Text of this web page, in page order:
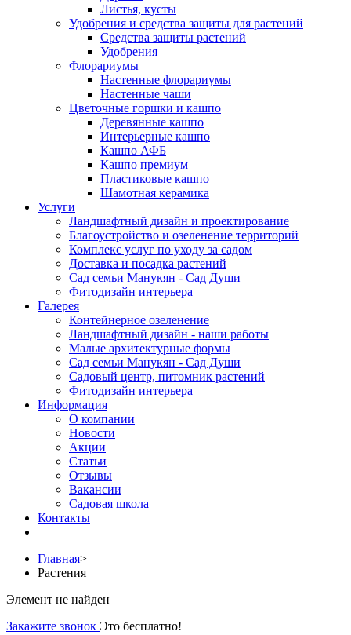
Листья, кусты
Удобрения и средства защиты для растений
Средства защиты растений
Удобрения
Флорариумы
Настенные флорариумы
Настенные чаши
Цветочные горшки и кашпо
Деревянные кашпо
Интерьерные кашпо
Кашпо АФБ
Кашпо премиум
Пластиковые кашпо
Шамотная керамика
Услуги
Ландшафтный дизайн и проектирование
Благоустройство и озеленение территорий
Комплекс услуг по уходу за садом
Доставка и посадка растений
Сад семьи Манукян - Сад Души
Фитодизайн интерьера
Галерея
Контейнерное озеленение
Ландшафтный дизайн - наши работы
Малые архитектурные формы
Сад семьи Манукян - Сад Души
Садовый центр, питомник растений
Фитодизайн интерьера
Информация
О компании
Новости
Акции
Статьи
Отзывы
Вакансии
Садовая школа
Контакты
Главная>
Растения
Элемент не найден
Закажите звонок Это бесплатно!